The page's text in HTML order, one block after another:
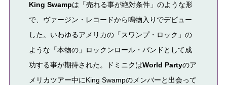
King Swampは「売れる事が絶対条件」のような形
で、ヴァージン・レコードから鳴物入りでデビュー
した。いわゆるアメリカの「スワンプ・ロック」の
ような「本物の」ロックンロール・バンドとして成
功する事が期待された。ドミニクはWorld Partyのア
メリカツアー中にKing Swampのメンバーと出会って